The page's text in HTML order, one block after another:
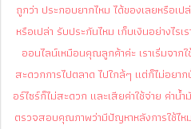
ถูกว่า ประกอบยากไหม ได้ของเลยหรือเ
หรือเปล่า รับประกันไหม เก็บเงินอย่างไรเ
ออนไลน์เหมือนคุณลูกค้าค่ะ เราเริ่มจา
สะดวกการไปตลาด ไปใกล้ๆ แต่ก็ไม่อยา
อร์ไซร์ก็ไม่สะดวก และเสียค่าใช้จ่าย ค่าน้
ตรวจสอบคุณภาพว่ามีปัญหาหลังการใช้ไห